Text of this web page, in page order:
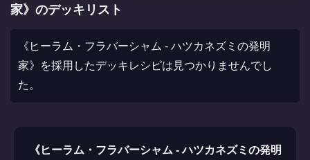
家》のデッキリスト
《ヒーラム・フラバーシャム - ハツカネズミの発明
家》を採用したデッキレシピは見つかりませんでし
た。
《ヒーラム・フラバーシャム - ハツカネズミの発明